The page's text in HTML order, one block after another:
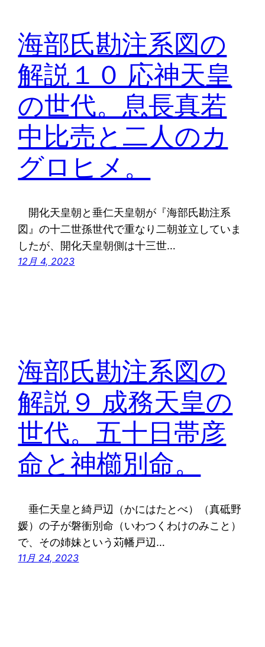
海部氏勘注系図の
解説１０ 応神天皇
の世代。息長真若
中比売と二人のカ
グロヒメ。
開化天皇朝と垂仁天皇朝が『海部氏勘注系
図』の十二世孫世代で重なり二朝並立していま
したが、開化天皇朝側は十三世…
12月 4, 2023
海部氏勘注系図の
解説９ 成務天皇の
世代。五十日帯彦
命と神櫛別命。
垂仁天皇と綺戸辺（かにはたとべ）（真砥野
媛）の子が磐衝別命（いわつくわけのみこと）
で、その姉妹という苅幡戸辺…
11月 24, 2023